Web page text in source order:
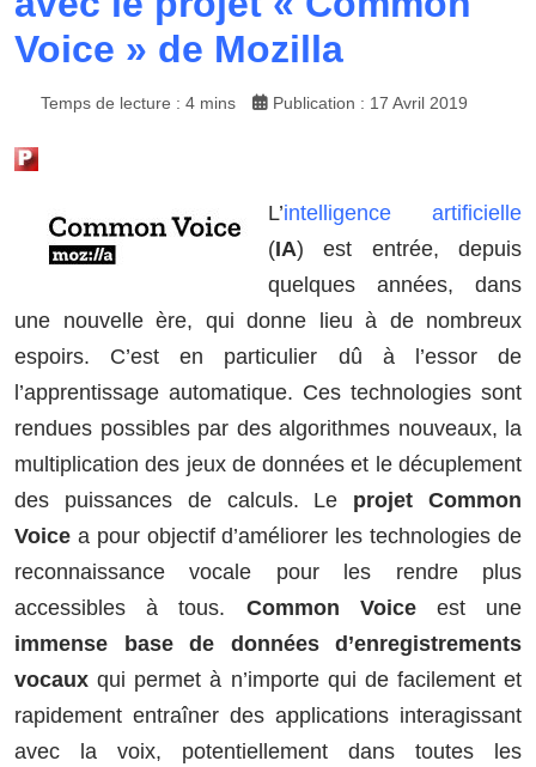
Voice » de Mozilla
Temps de lecture : 4 mins Publication : 17 Avril 2019
L’intelligence artificielle
(IA) est entrée, depuis
quelques années, dans
une nouvelle ère, qui donne lieu à de nombreux
espoirs. C’est en particulier dû à l’essor de
l’apprentissage automatique. Ces technologies sont
rendues possibles par des algorithmes nouveaux, la
multiplication des jeux de données et le décuplement
des puissances de calculs. Le projetCommon
Voice a pour objectif d’améliorer les technologies de
reconnaissance vocale pour les rendre plus
accessibles à tous. Common Voiceest une
immense base de données d’enregistrements
vocaux qui permet à n’importe qui de facilement et
rapidement entraîner des applications interagissant
avec la voix, potentiellement dans toutes les